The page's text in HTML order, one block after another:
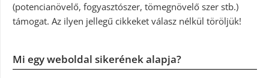
(potencianövelő, fogyasztószer, tömegnövelő szer stb.)
támogat. Az ilyen jellegű cikkeket válasz nélkül töröljük!
Mi egy weboldal sikerének alapja?